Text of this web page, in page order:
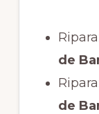
de
de